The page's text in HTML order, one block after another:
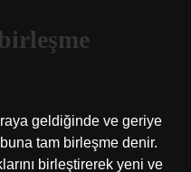
geldiğinde ve geriye
tam birleşme denir.
birleştirerek yeni ve